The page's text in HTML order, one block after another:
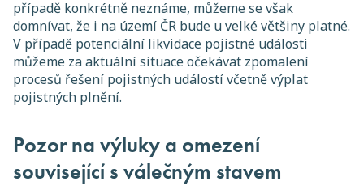
případě konkrétně neznáme, můžeme se však
domnívat, že i na území ČR bude u velké většiny platné.
V případě potenciální likvidace pojistné události
můžeme za aktuální situace očekávat zpomalení
procesů řešení pojistných událostí včetně výplat
pojistných plnění.
Pozor na výluky a omezení
související s válečným stavem